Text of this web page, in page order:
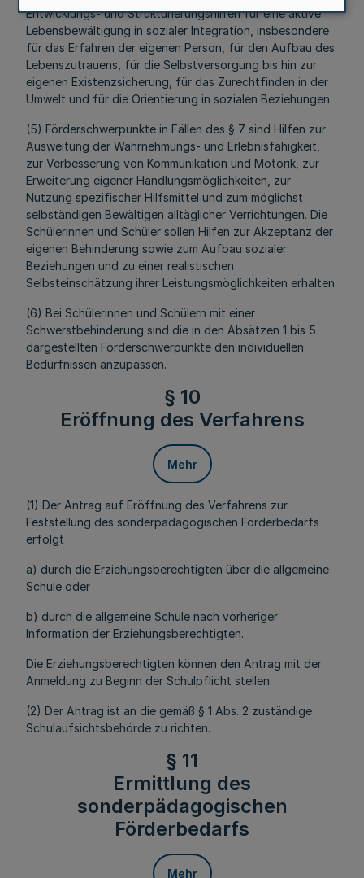
Entwicklungs- und Strukturierungshilfen für eine aktive
Lebensbewältigung in sozialer Integration, insbesondere
für das Erfahren der eigenen Person, für den Aufbau des
Lebenszutrauens, für die Selbstversorgung bis hin zur
eigenen Existenzsicherung, für das Zurechtfinden in der
Umwelt und für die Orientierung in sozialen Beziehungen.
(5) Förderschwerpunkte in Fällen des § 7 sind Hilfen zur
Ausweitung der Wahrnehmungs- und Erlebnisfähigkeit,
zur Verbesserung von Kommunikation und Motorik, zur
Erweiterung eigener Handlungsmöglichkeiten, zur
Nutzung spezifischer Hilfsmittel und zum möglichst
selbständigen Bewältigen alltäglicher Verrichtungen. Die
Schülerinnen und Schüler sollen Hilfen zur Akzeptanz der
eigenen Behinderung sowie zum Aufbau sozialer
Beziehungen und zu einer realistischen
Selbsteinschätzung ihrer Leistungsmöglichkeiten erhalten.
(6) Bei Schülerinnen und Schülern mit einer
Schwerstbehinderung sind die in den Absätzen 1 bis 5
dargestellten Förderschwerpunkte den individuellen
Bedürfnissen anzupassen.
§ 10
Eröffnung des Verfahrens
Mehr
(1) Der Antrag auf Eröffnung des Verfahrens zur
Feststellung des sonderpädagogischen Förderbedarfs
erfolgt
a) durch die Erziehungsberechtigten über die allgemeine
Schule oder
b) durch die allgemeine Schule nach vorheriger
Information der Erziehungsberechtigten.
Die Erziehungsberechtigten können den Antrag mit der
Anmeldung zu Beginn der Schulpflicht stellen.
(2) Der Antrag ist an die gemäß § 1 Abs. 2 zuständige
Schulaufsichtsbehörde zu richten.
§ 11
Ermittlung des
sonderpädagogischen
Förderbedarfs
Mehr